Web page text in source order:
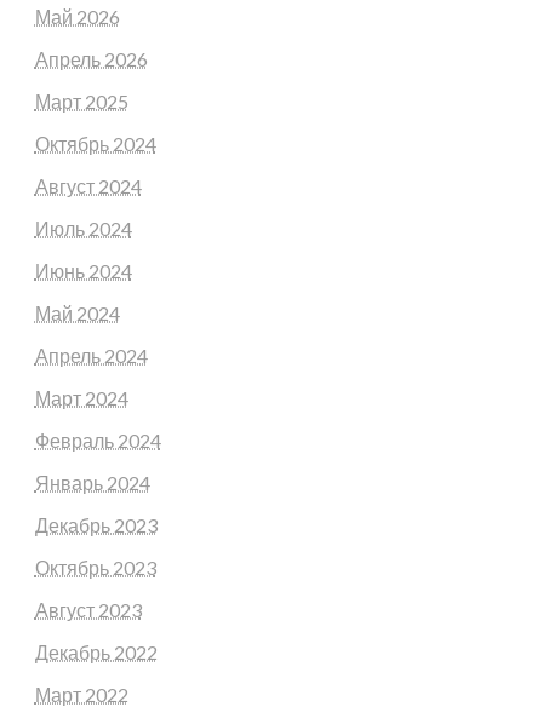
Май 2026
Апрель 2026
Март 2025
Октябрь 2024
Август 2024
Июль 2024
Июнь 2024
Май 2024
Апрель 2024
Март 2024
Февраль 2024
Январь 2024
Декабрь 2023
Октябрь 2023
Август 2023
Декабрь 2022
Март 2022